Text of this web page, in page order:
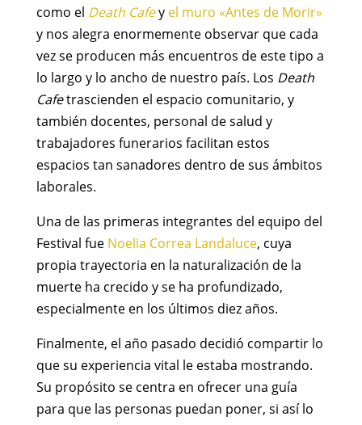
como el Death Cafey el muro «Antes de Morir»
y nos alegra enormemente observar que cada
vez se producen más encuentros de este tipo a
lo largo y lo ancho de nuestro país. Los Death
Cafetrascienden el espacio comunitario, y
también docentes, personal de salud y
trabajadores funerarios facilitan estos
espacios tan sanadores dentro de sus ámbitos
laborales.
Una de las primeras integrantes del equipo del
Festival fue Noelia Correa Landaluce, cuya
propia trayectoria en la naturalización de la
muerte ha crecido y se ha profundizado,
especialmente en los últimos diez años.
Finalmente, el año pasado decidió compartir lo
que su experiencia vital le estaba mostrando.
Su propósito se centra en ofrecer una guía
para que las personas puedan poner, si así lo